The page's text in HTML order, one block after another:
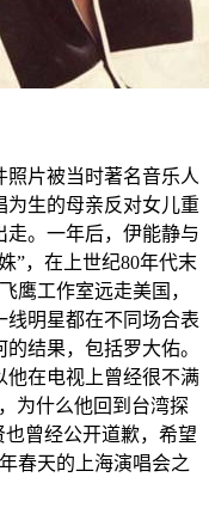
照片被当时著名音乐人
为生的母亲反对女儿重
走。一年后，伊能静与
”，在上世纪80年代末
鹰工作室远走美国，
线明星都在不同场合表
结果，包括罗大佑。
他在电视上曾经很不满
为什么他回到台湾探
曾经公开道歉，希望
春天的上海演唱会之